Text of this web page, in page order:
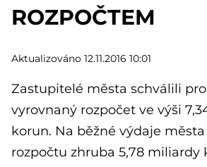
ROZPOČTEM
Aktualizováno 12.11.2016 10:01
Zastupitelé města schválili
vyrovnaný rozpočet ve výši
korun. Na běžné výdaje
rozpočtu zhruba 5,78 miliardy